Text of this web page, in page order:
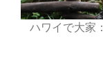
ハワイで大家